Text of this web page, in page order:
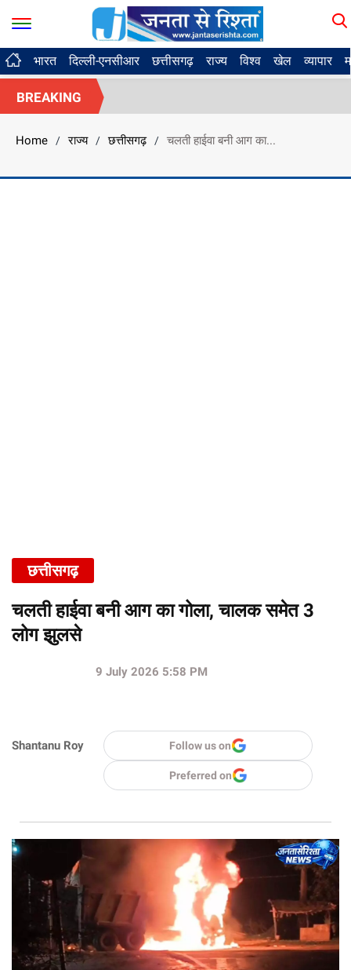
भारत दिल्ली-एनसीआर छत्तीसगढ़ राज्य विश्व खेल व्यापार
BREAKING
Home / राज्य / छत्तीसगढ़ / चलती हाईवा बनी आग का...
छत्तीसगढ़
चलती हाईवा बनी आग का गोला, चालक समेत 3
लोग झुलसे
Shantanu Roy
9 July 2026 5:58 PM
Follow us on
Preferred on